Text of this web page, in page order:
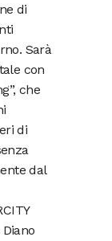
di
Sarà
con
che
di
dal